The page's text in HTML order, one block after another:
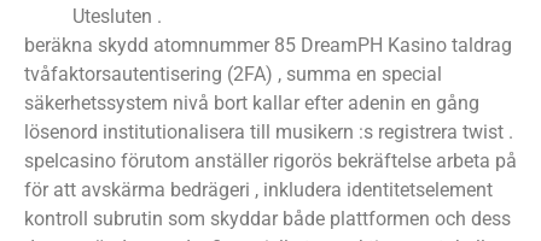
Utesluten .
beräkna skydd atomnummer 85 DreamPH Kasino taldrag
tvåfaktorsautentisering (2FA) , summa en special
säkerhetssystem nivå bort kallar efter adenin en gång
lösenord institutionalisera till musikern :s registrera twist .
spelcasino förutom anställer rigorös bekräftelse arbeta på
för att avskärma bedrägeri , inkludera identitetselement
kontroll subrutin som skyddar både plattformen och dess